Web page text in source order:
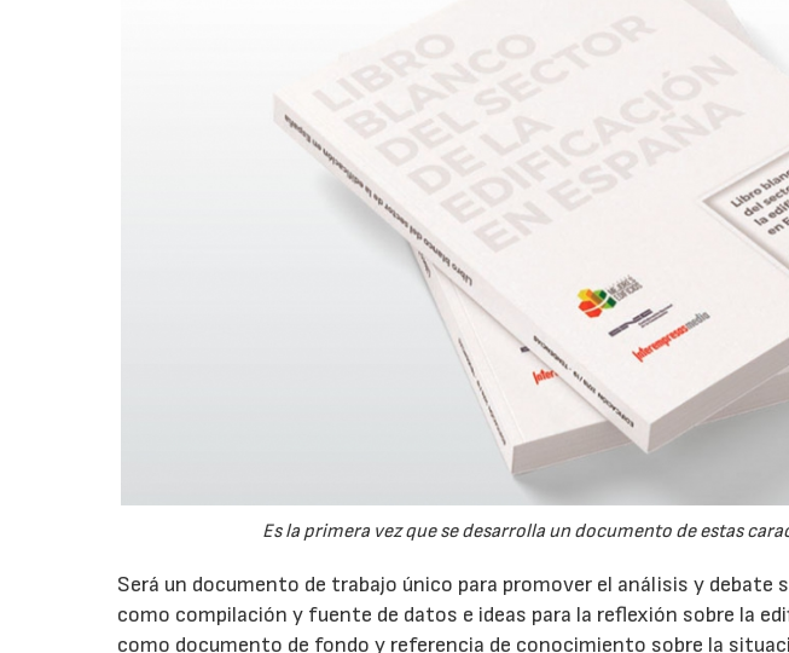
Es la primera vez que se desarrolla un documento de estas
Será un documento de trabajo único para promover el análisis y debate
como compilación y fuente de datos e ideas para la reflexión sobre la
como documento de fondo y referencia de conocimiento sobre la